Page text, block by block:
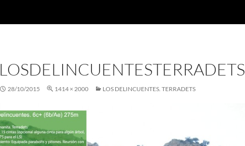
LOSDELINCUENTESTERRADETS
28/10/2015 1414 × 2000 LOS DELINCUENTES. TERRADETS